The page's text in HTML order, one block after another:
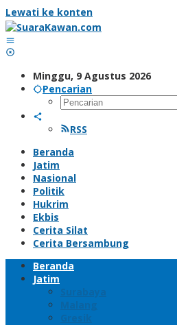
Lewati ke konten
Minggu, 9 Agustus 2026
Pencarian
RSS
Beranda
Jatim
Nasional
Politik
Hukrim
Ekbis
Cerita Silat
Cerita Bersambung
Beranda
Jatim
Surabaya
Malang
Gresik